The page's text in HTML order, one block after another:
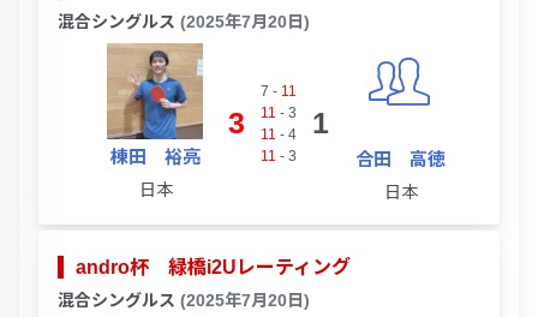
混合シングルス (2025年7月20日)
棟田 裕亮
日本
3
7 - 11
11 - 3
11 - 4
11 - 3
1
合田 高徳
日本
andro杯 緑橋i2Uレーティング
混合シングルス (2025年7月20日)